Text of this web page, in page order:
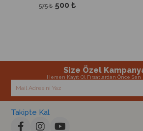
500 ₺
575 ₺
Size Özel
Hemen Kayıt Ol Fırsatlardan Önce Sen
Takipte Kal